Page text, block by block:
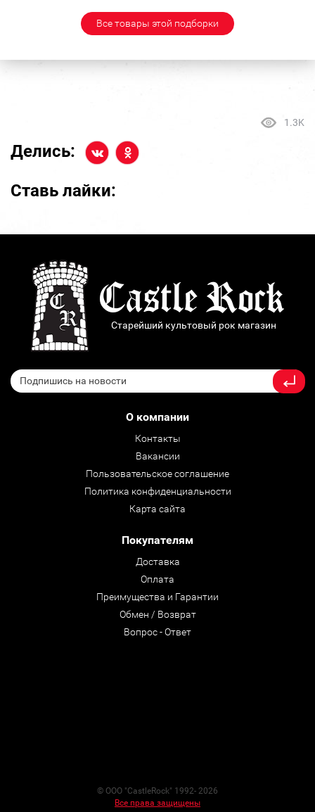
Все товары этой подборки
1.3K
Делись:
Ставь лайки:
Старейший культовый рок магазин
О компании
Контакты
Вакансии
Пользовательское соглашение
Политика конфиденциальности
Карта сайта
Покупателям
Доставка
Оплата
Преимущества и Гарантии
Обмен / Возврат
Вопрос - Ответ
© ООО "CastleRock" 1992- 2026
Все права защищены